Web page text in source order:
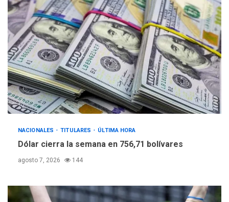
NACIONALES TITULARES ÚLTIMA HORA
Dólar cierra la semana en 756,71 bolívares
agosto 7, 2026 144